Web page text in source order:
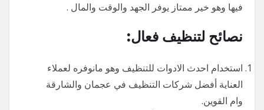
فيها وهو خير ممتاز يوفر الجهد والوقت والمال .
نصائح لتنظيف فعال:
استخدام احدث الادوات للتنظيف وهو مانوفره لعملاء
العناية أفضل شركات التنظيف في عجمان والشارقة
وام القوين.